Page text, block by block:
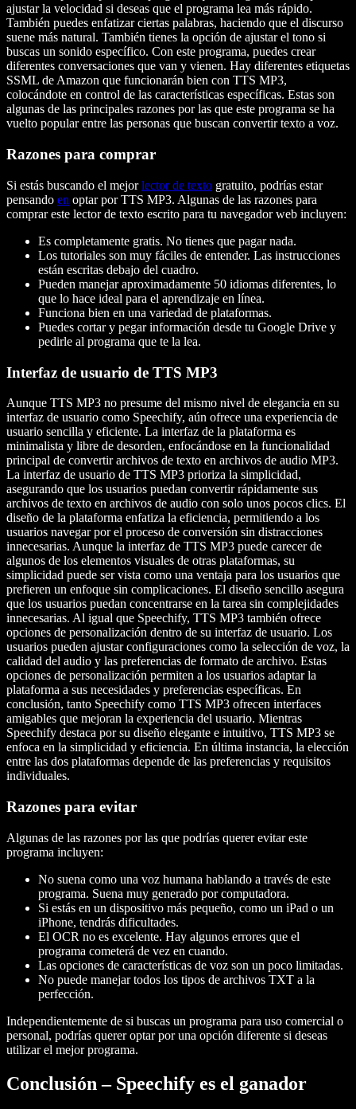
ajustar la velocidad si deseas que el programa lea más rápido.
También puedes enfatizar ciertas palabras, haciendo que el discurso
suene más natural. También tienes la opción de ajustar el tono si
buscas un sonido específico. Con este programa, puedes crear
diferentes conversaciones que van y vienen. Hay diferentes etiquetas
SSML de Amazon que funcionarán bien con TTS MP3,
colocándote en control de las características específicas. Estas son
algunas de las principales razones por las que este programa se ha
vuelto popular entre las personas que buscan convertir texto a voz.
Razones para comprar
Si estás buscando el mejorlector de texto gratuito, podrías estar
pensando en optar por TTS MP3. Algunas de las razones para
comprar este lector de texto escrito para tu navegador web incluyen:
Es completamente gratis. No tienes que pagar nada.
Los tutoriales son muy fáciles de entender. Las instrucciones
están escritas debajo del cuadro.
Pueden manejar aproximadamente 50 idiomas diferentes, lo
que lo hace ideal para el aprendizaje en línea.
Funciona bien en una variedad de plataformas.
Puedes cortar y pegar información desde tu Google Drive y
pedirle al programa que te la lea.
Interfaz de usuario de TTS MP3
Aunque TTS MP3 no presume del mismo nivel de elegancia en su
interfaz de usuario como Speechify, aún ofrece una experiencia de
usuario sencilla y eficiente. La interfaz de la plataforma es
minimalista y libre de desorden, enfocándose en la funcionalidad
principal de convertir archivos de texto en archivos de audio MP3.
La interfaz de usuario de TTS MP3 prioriza la simplicidad,
asegurando que los usuarios puedan convertir rápidamente sus
archivos de texto en archivos de audio con solo unos pocos clics. El
diseño de la plataforma enfatiza la eficiencia, permitiendo a los
usuarios navegar por el proceso de conversión sin distracciones
innecesarias. Aunque la interfaz de TTS MP3 puede carecer de
algunos de los elementos visuales de otras plataformas, su
simplicidad puede ser vista como una ventaja para los usuarios que
prefieren un enfoque sin complicaciones. El diseño sencillo asegura
que los usuarios puedan concentrarse en la tarea sin complejidades
innecesarias. Al igual que Speechify, TTS MP3 también ofrece
opciones de personalización dentro de su interfaz de usuario. Los
usuarios pueden ajustar configuraciones como la selección de voz, la
calidad del audio y las preferencias de formato de archivo. Estas
opciones de personalización permiten a los usuarios adaptar la
plataforma a sus necesidades y preferencias específicas. En
conclusión, tanto Speechify como TTS MP3 ofrecen interfaces
amigables que mejoran la experiencia del usuario. Mientras
Speechify destaca por su diseño elegante e intuitivo, TTS MP3 se
enfoca en la simplicidad y eficiencia. En última instancia, la elección
entre las dos plataformas depende de las preferencias y requisitos
individuales.
Razones para evitar
Algunas de las razones por las que podrías querer evitar este
programa incluyen:
No suena como una voz humana hablando a través de este
programa. Suena muy generado por computadora.
Si estás en un dispositivo más pequeño, como un iPad o un
iPhone, tendrás dificultades.
El OCR no es excelente. Hay algunos errores que el
programa cometerá de vez en cuando.
Las opciones de características de voz son un poco limitadas.
No puede manejar todos los tipos de archivos TXT a la
perfección.
Independientemente de si buscas un programa para uso comercial o
personal, podrías querer optar por una opción diferente si deseas
utilizar el mejor programa.
Conclusión – Speechify es el ganador